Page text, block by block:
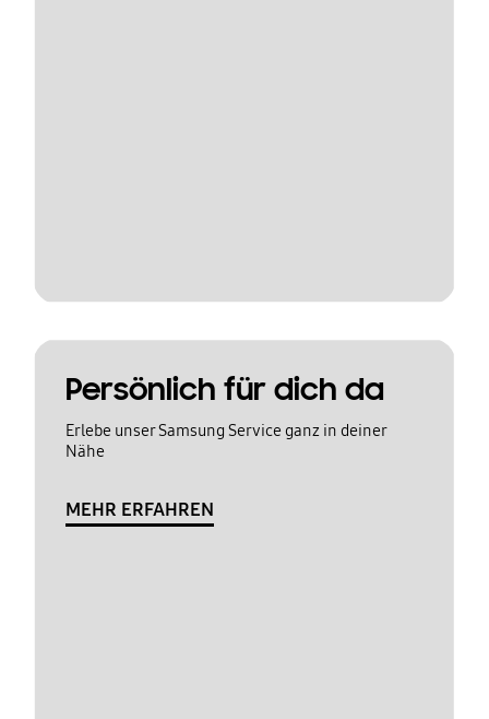
Persönlich für dich da
Erlebe unser Samsung Service ganz in deiner
Nähe
MEHR ERFAHREN